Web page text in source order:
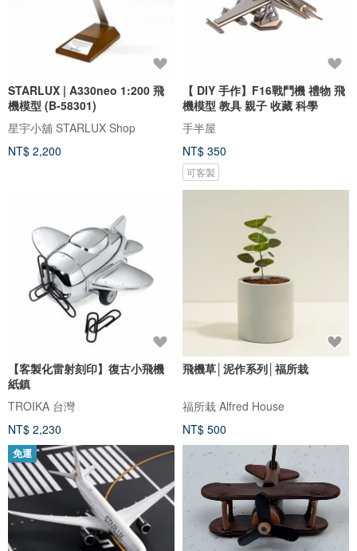
STARLUX | A330neo 1:200 飛
機模型 (B-58301)
星宇小舖 STARLUX Shop
NT$ 2,200
【 DIY 手作】F16戰鬥機 禮物 飛
機模型 教具 親子 收藏 科學
手半屋
NT$ 350
可客製
【客製化雷射刻印】復古小飛機
紙鎮
TROIKA 台灣
NT$ 2,230
飛機草│泥作系列│福所栽
福所栽 Alfred House
NT$ 500
免運